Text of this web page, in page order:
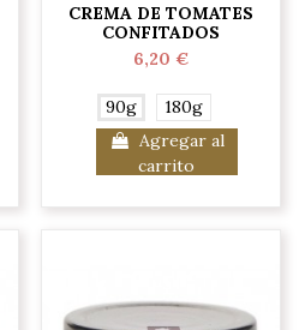
CREMA DE TOMATES
CONFITADOS
6,20 €
90g
180g
Agregar al
carrito